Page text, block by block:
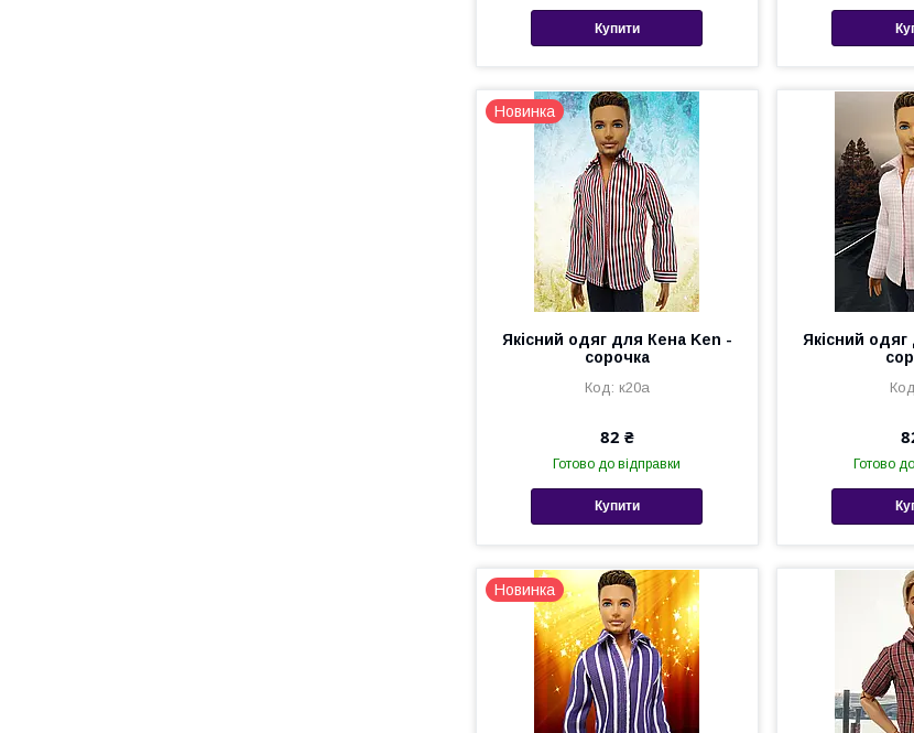
Купити
Новинка
Якісний одяг для Кена Ken -
сорочка
к20а
82 ₴
Готово до відправки
Купити
Якісний
Готово
Новинка